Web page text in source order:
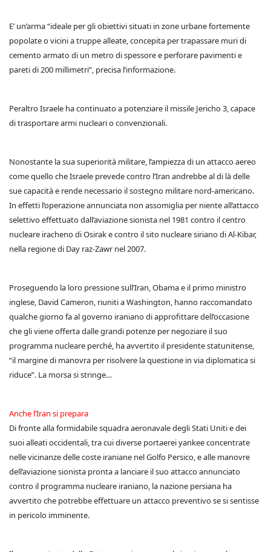
E’ un’arma “ideale per gli obiettivi situati in zone urbane fortemente
popolate o vicini a truppe alleate, concepita per trapassare muri di
cemento armato di un metro di spessore e perforare pavimenti e
pareti di 200 millimetri”, precisa l’informazione.
Peraltro Israele ha continuato a potenziare il missile Jericho 3, capace
di trasportare armi nucleari o convenzionali.
Nonostante la sua superiorità militare, l’ampiezza di un attacco aereo
come quello che Israele prevede contro l’Iran andrebbe al di là delle
sue capacità e rende necessario il sostegno militare nord-americano.
In effetti l’operazione annunciata non assomiglia per niente all’attacco
selettivo effettuato dall’aviazione sionista nel 1981 contro il centro
nucleare iracheno di Osirak e contro il sito nucleare siriano di Al-Kibar,
nella regione di Day raz-Zawr nel 2007.
Proseguendo la loro pressione sull’Iran, Obama e il primo ministro
inglese, David Cameron, riuniti a Washington, hanno raccomandato
qualche giorno fa al governo iraniano di approfittare dell’occasione
che gli viene offerta dalle grandi potenze per negoziare il suo
programma nucleare perché, ha avvertito il presidente statunitense,
“il margine di manovra per risolvere la questione in via diplomatica si
riduce”. La morsa si stringe…
Anche l’Iran si prepara
Di fronte alla formidabile squadra aeronavale degli Stati Uniti e dei
suoi alleati occidentali, tra cui diverse portaerei yankee concentrate
nelle vicinanze delle coste iraniane nel Golfo Persico, e alle manovre
dell’aviazione sionista pronta a lanciare il suo attacco annunciato
contro il programma nucleare iraniano, la nazione persiana ha
avvertito che potrebbe effettuare un attacco preventivo se si sentisse
in pericolo imminente.